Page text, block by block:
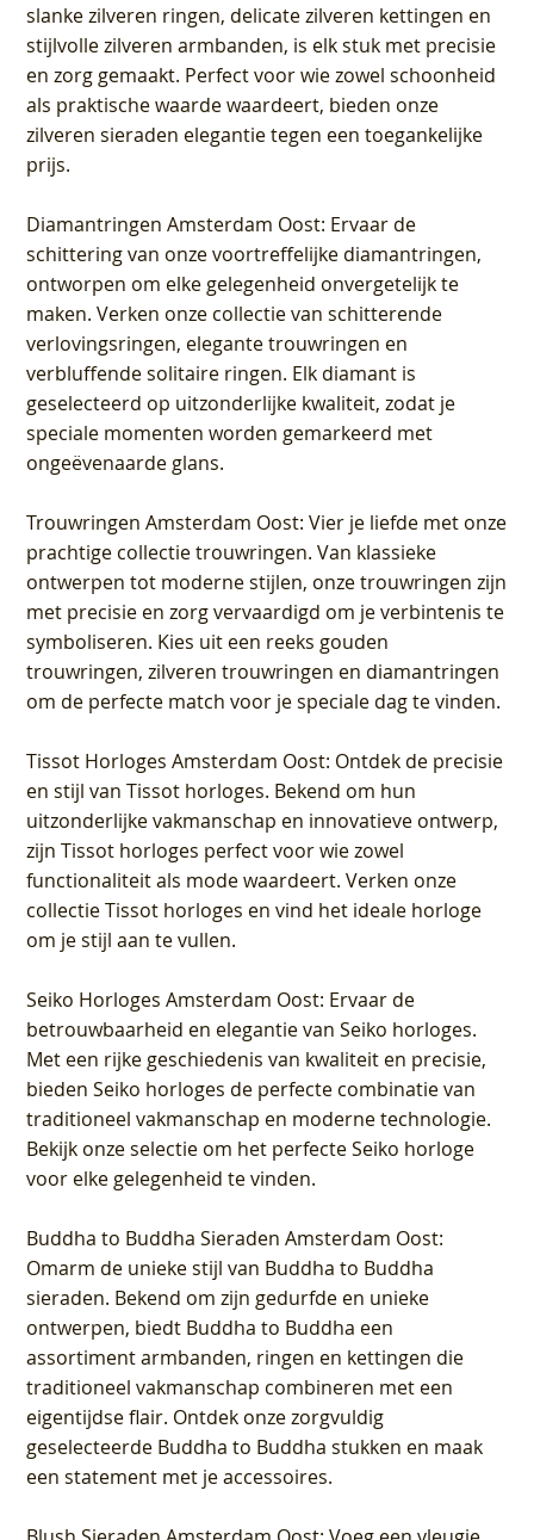
slanke zilveren ringen, delicate zilveren kettingen en
stijlvolle zilveren armbanden, is elk stuk met precisie
en zorg gemaakt. Perfect voor wie zowel schoonheid
als praktische waarde waardeert, bieden onze
zilveren sieraden elegantie tegen een toegankelijke
prijs.
Diamantringen Amsterdam Oost: Ervaar de
schittering van onze voortreffelijke diamantringen,
ontworpen om elke gelegenheid onvergetelijk te
maken. Verken onze collectie van schitterende
verlovingsringen, elegante trouwringen en
verbluffende solitaire ringen. Elk diamant is
geselecteerd op uitzonderlijke kwaliteit, zodat je
speciale momenten worden gemarkeerd met
ongeëvenaarde glans.
Trouwringen Amsterdam Oost: Vier je liefde met onze
prachtige collectie trouwringen. Van klassieke
ontwerpen tot moderne stijlen, onze trouwringen zijn
met precisie en zorg vervaardigd om je verbintenis te
symboliseren. Kies uit een reeks gouden
trouwringen, zilveren trouwringen en diamantringen
om de perfecte match voor je speciale dag te vinden.
Tissot Horloges Amsterdam Oost: Ontdek de precisie
en stijl van Tissot horloges. Bekend om hun
uitzonderlijke vakmanschap en innovatieve ontwerp,
zijn Tissot horloges perfect voor wie zowel
functionaliteit als mode waardeert. Verken onze
collectie Tissot horloges en vind het ideale horloge
om je stijl aan te vullen.
Seiko Horloges Amsterdam Oost: Ervaar de
betrouwbaarheid en elegantie van Seiko horloges.
Met een rijke geschiedenis van kwaliteit en precisie,
bieden Seiko horloges de perfecte combinatie van
traditioneel vakmanschap en moderne technologie.
Bekijk onze selectie om het perfecte Seiko horloge
voor elke gelegenheid te vinden.
Buddha to Buddha Sieraden Amsterdam Oost:
Omarm de unieke stijl van Buddha to Buddha
sieraden. Bekend om zijn gedurfde en unieke
ontwerpen, biedt Buddha to Buddha een
assortiment armbanden, ringen en kettingen die
traditioneel vakmanschap combineren met een
eigentijdse flair. Ontdek onze zorgvuldig
geselecteerde Buddha to Buddha stukken en maak
een statement met je accessoires.